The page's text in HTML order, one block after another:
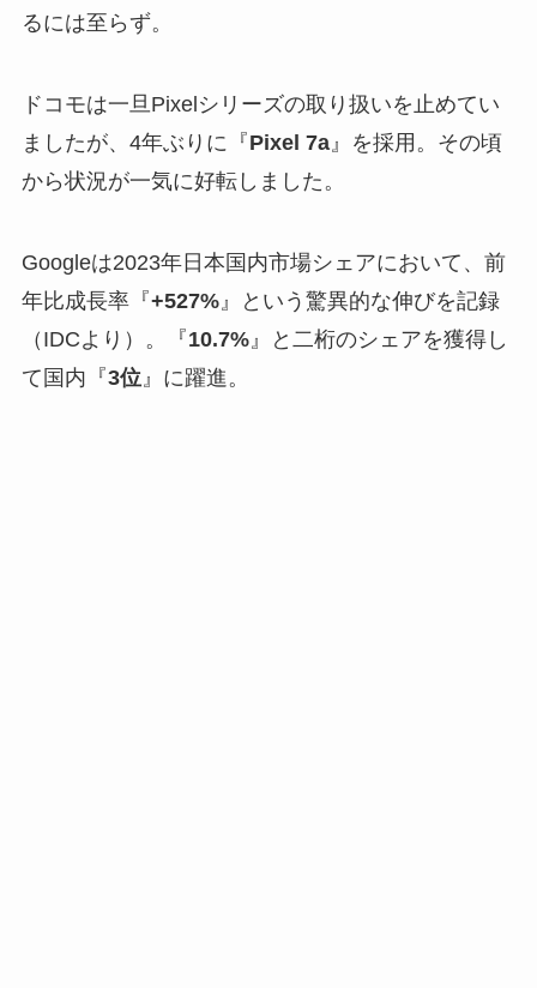
るには至らず。
ドコモは一旦Pixelシリーズの取り扱いを止めてい
ましたが、4年ぶりに『Pixel 7a』を採用。その頃
から状況が一気に好転しました。
Googleは2023年日本国内市場シェアにおいて、前
年比成長率『+527%』という驚異的な伸びを記録
（IDCより）。『10.7%』と二桁のシェアを獲得し
て国内『3位』に躍進。